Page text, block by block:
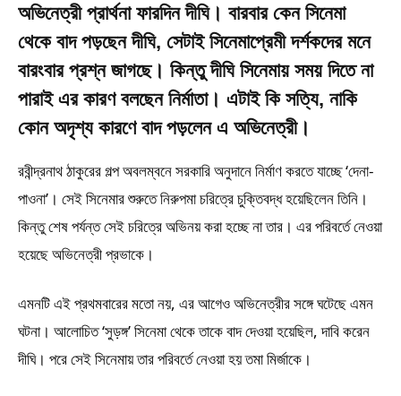
অভিনেত্রী প্রার্থনা ফারদিন দীঘি। বারবার কেন সিনেমা
থেকে বাদ পড়ছেন দীঘি, সেটাই সিনেমাপ্রেমী দর্শকদের মনে
বারংবার প্রশ্ন জাগছে। কিন্তু দীঘি সিনেমায় সময় দিতে না
পারাই এর কারণ বলছেন নির্মাতা। এটাই কি সত্যি, নাকি
কোন অদৃশ্য কারণে বাদ পড়লেন এ অভিনেত্রী।
রবীন্দ্রনাথ ঠাকুরের গল্প অবলম্বনে সরকারি অনুদানে নির্মাণ করতে যাচ্ছে ‘দেনা-
পাওনা’। সেই সিনেমার শুরুতে নিরুপমা চরিত্রে চুক্তিবদ্ধ হয়েছিলেন তিনি।
কিন্তু শেষ পর্যন্ত সেই চরিত্রে অভিনয় করা হচ্ছে না তার। এর পরিবর্তে নেওয়া
হয়েছে অভিনেত্রী প্রভাকে।
এমনটি এই প্রথমবারের মতো নয়, এর আগেও অভিনেত্রীর সঙ্গে ঘটেছে এমন
ঘটনা। আলোচিত ‘সুড়ঙ্গ’ সিনেমা থেকে তাকে বাদ দেওয়া হয়েছিল, দাবি করেন
দীঘি। পরে সেই সিনেমায় তার পরিবর্তে নেওয়া হয় তমা মির্জাকে।